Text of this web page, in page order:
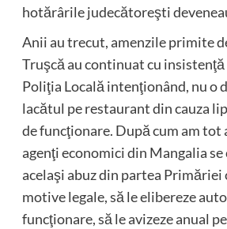
hotărârile judecătoreşti
Anii au trecut, amenzile primite
Truşcă au continuat cu
Poliţia Locală intenţionând, nu o
lacătul pe restaurant din cauza
de funcţionare. După cum am tot
agenţi economici din Mangalia
acelaşi abuz din partea Primăriei
motive legale, să le elibereze
funcţionare, să le avizeze anual